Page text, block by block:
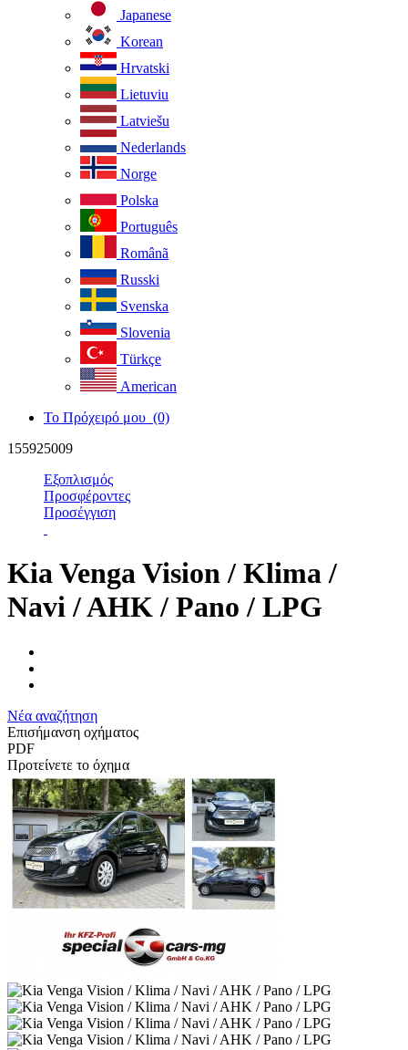
Japanese
Korean
Hrvatski
Lietuviu
Latviešu
Nederlands
Norge
Polska
Português
Românã
Russki
Svenska
Slovenia
Türkçe
American
Το Πρόχειρό μου (0)
155925009
Εξοπλισμός
Προσφέροντες
Προσέγγιση
Kia Venga Vision / Klima /
Navi / AHK / Pano / LPG
Νέα αναζήτηση
Επισήμανση οχήματος
PDF
Προτείνετε το όχημα